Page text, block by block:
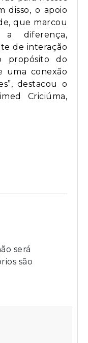
disso, o apoio
que marcou
diferença,
de interação
propósito do
uma conexão
destacou o
Criciúma,
será
são